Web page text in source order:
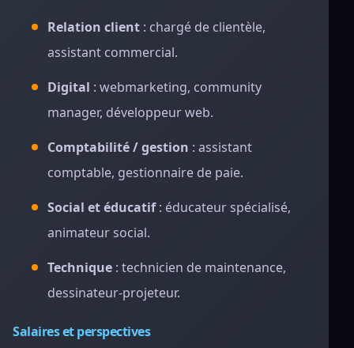
Relation client : chargé de clientèle,
assistant commercial.
Digital : webmarketing, community
manager, développeur web.
Comptabilité / gestion : assistant
comptable, gestionnaire de paie.
Social et éducatif: éducateur spécialisé,
animateur social.
Technique : technicien de maintenance,
dessinateur-projeteur.
Salaires et perspectives